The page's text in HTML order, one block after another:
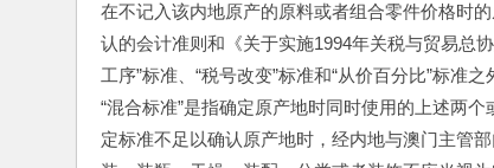
在不记入该内地原产的原料或者组合零件价格时
认的会计准则和《关于实施1994年关税与贸易总
工序”标准、“税号改变”标准和“从价百分比”标
“混合标准”是指确定原产地时同时使用的上述两
定标准不足以确认原产地时，经内地与澳门主管